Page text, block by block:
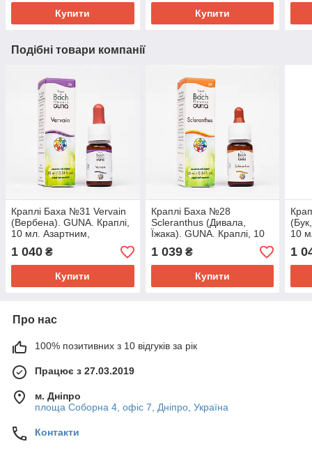
Купити Купити
Подібні товари компанії
Краплі Баха №31 Vervain
(Вербена). GUNA. Краплі,
10 мл. Азартним,
1 040 ₴
Купити
Краплі Баха №28
Scleranthus (Дивала,
Їжака). GUNA. Краплі, 10
невизначеності
1 039₴
Купити
10
1
Про нас
100% позитивних з 10 відгуків за рік
Працює з 27.03.2019
м. Дніпро
площа Соборна 4, офіс 7, Дніпро, Україна
Контакти